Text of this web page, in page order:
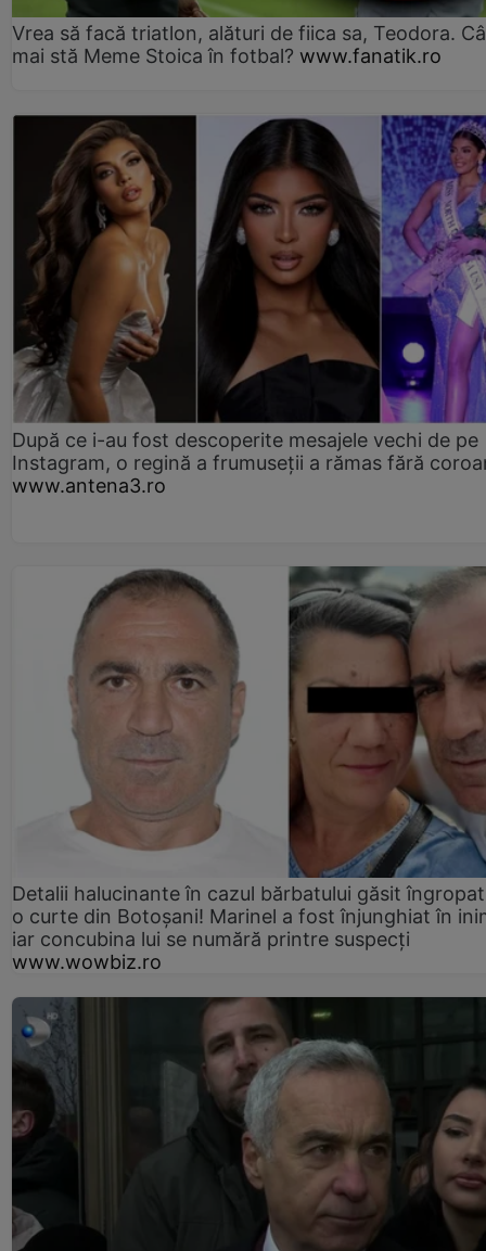
Vrea să facă triatlon, alături de fiica sa, Teodora.
mai stă Meme Stoica în fotbal? www.fanatik.ro
După ce i-au fost descoperite mesajele vechi de pe
Instagram, o regină a frumuseții a rămas fără
www.antena3.ro
Detalii halucinante în cazul bărbatului găsit
o curte din Botoșani! Marinel a fost înjunghiat în
iar concubina lui se numără printre suspecți
www.wowbiz.ro